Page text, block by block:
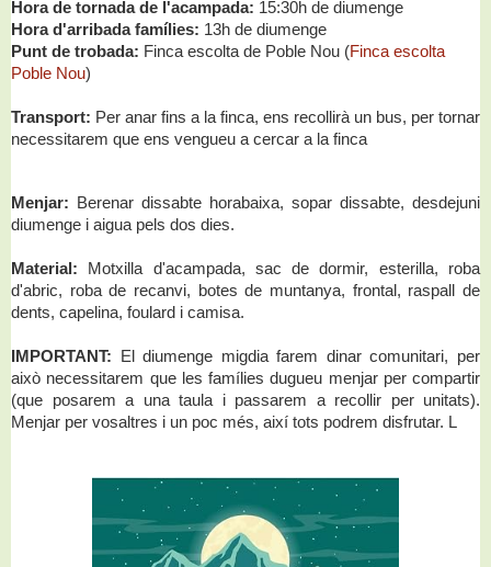
Hora de tornada de l'acampada: 15:30h de diumenge
Hora d'arribada famílies: 13h de diumenge
Punt de trobada: Finca escolta de Poble Nou (Finca escolta
Poble Nou)
Transport: Per anar fins a la finca, ens recollirà un bus, per tornar
necessitarem que ens vengueu a cercar a la finca
Menjar: Berenar dissabte horabaixa, sopar dissabte, desdejuni
diumenge i aigua pels dos dies.
Material:
Motxilla d'acampada, sac de dormir, esterilla, roba
d'abric, roba de recanvi, botes de muntanya, frontal, raspall de
dents, capelina, foulard i camisa.
IMPORTANT: El diumenge migdia farem dinar comunitari, per
això necessitarem que les famílies dugueu menjar per compartir
(que posarem a una taula i passarem a recollir per unitats).
Menjar per vosaltres i un poc més, així tots podrem disfrutar. L